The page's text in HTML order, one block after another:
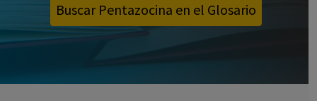
Buscar Pentazocina en el Glosario